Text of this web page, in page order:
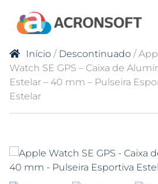
Início / Descontinuado /
Watch SE GPS – Caixa de
Estelar – 40 mm – Pulseira
Estelar